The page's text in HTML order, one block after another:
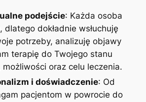
podejście: Każda osoba
dlatego dokładnie wsłuchuję
potrzeby, analizuję objawy
terapię do Twojego stanu
możliwości oraz celu leczenia.
i doświadczenie: Od
pacjentom w powrocie do